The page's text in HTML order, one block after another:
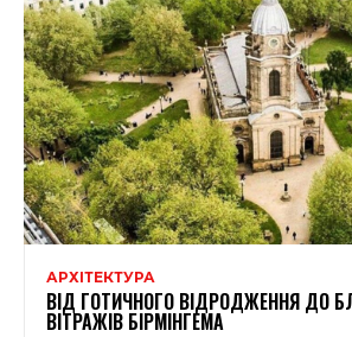
АРХІТЕКТУРА
ВІД ГОТИЧНОГО ВІДРОДЖЕННЯ ДО
ВІТРАЖІВ БІРМІНГЕМА